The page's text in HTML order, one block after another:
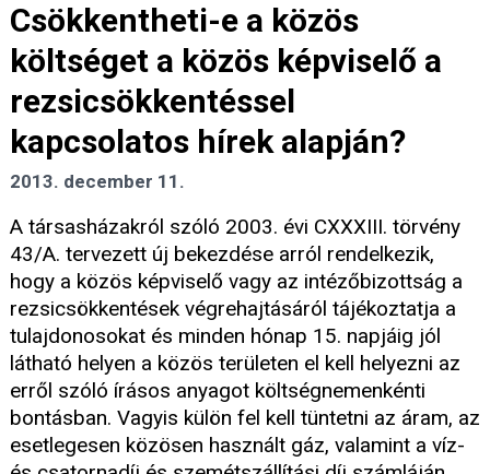
Csökkentheti-e a közös
költséget a közös képviselő a
rezsicsökkentéssel
kapcsolatos hírek alapján?
2013. december 11.
A társasházakról szóló 2003. évi CXXXIII. törvény
43/A. tervezett új bekezdése arról rendelkezik,
hogy a közös képviselő vagy az intézőbizottság a
rezsicsökkentések végrehajtásáról tájékoztatja a
tulajdonosokat és minden hónap 15. napjáig jól
látható helyen a közös területen el kell helyezni az
erről szóló írásos anyagot költségnemenkénti
bontásban. Vagyis külön fel kell tüntetni az áram, az
esetlegesen közösen használt gáz, valamint a víz-